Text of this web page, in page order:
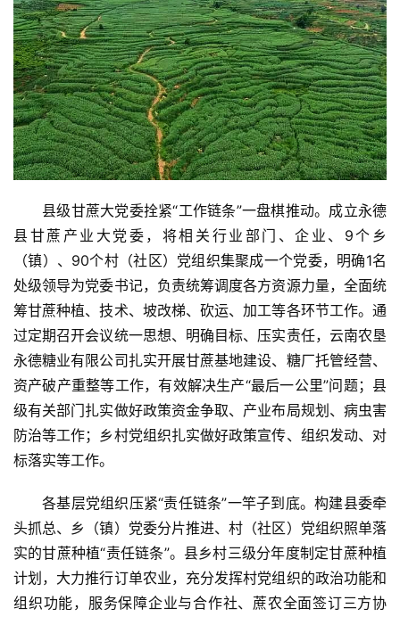
县级甘蔗大党委拴紧“工作链条”一盘棋推动。成立永德
县甘蔗产业大党委，将相关行业部门、企业、9个乡
（镇）、90个村（社区）党组织集聚成一个党委，明确1名
处级领导为党委书记，负责统筹调度各方资源力量，全面统
筹甘蔗种植、技术、坡改梯、砍运、加工等各环节工作。通
过定期召开会议统一思想、明确目标、压实责任，云南农垦
永德糖业有限公司扎实开展甘蔗基地建设、糖厂托管经营、
资产破产重整等工作，有效解决生产“最后一公里”问题；县
级有关部门扎实做好政策资金争取、产业布局规划、病虫害
防治等工作；乡村党组织扎实做好政策宣传、组织发动、对
标落实等工作。
各基层党组织压紧“责任链条”一竿子到底。构建县委牵
头抓总、乡（镇）党委分片推进、村（社区）党组织照单落
实的甘蔗种植“责任链条”。县乡村三级分年度制定甘蔗种植
计划，大力推行订单农业，充分发挥村党组织的政治功能和
组织功能，服务保障企业与合作社、蔗农全面签订三方协